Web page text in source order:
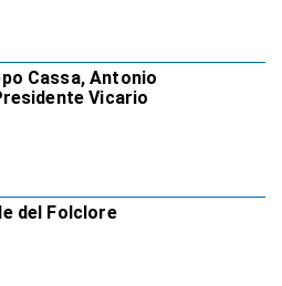
Cassa, Antonio
Vicario
del Folclore